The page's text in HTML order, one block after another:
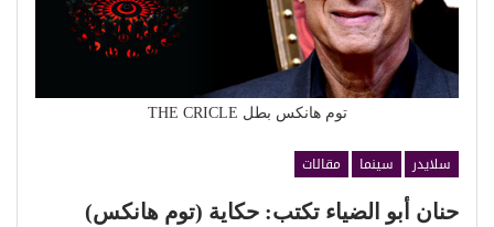
توم هانكس بطل THE CRICLE
سلايدر سينما
مقالات
حنان أبو الضياء تكتب: حكاية (توم هانكس)